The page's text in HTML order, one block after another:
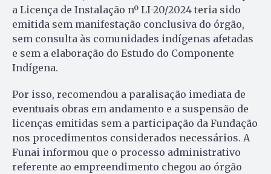
a Licença de Instalação nº LI-20/2024 teria sido
emitida sem manifestação conclusiva do órgão,
sem consulta às comunidades indígenas afetadas
e sem a elaboração do Estudo do Componente
Indígena.
Por isso, recomendou a paralisação imediata de
eventuais obras em andamento e a suspensão de
licenças emitidas sem a participação da Fundação
nos procedimentos considerados necessários. A
Funai informou que o processo administrativo
referente ao empreendimento chegou ao órgão